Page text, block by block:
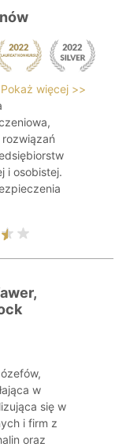
Pokaż więcej >>
i osobistej.
w
się w
i firm z
oraz